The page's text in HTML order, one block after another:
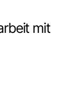
mit